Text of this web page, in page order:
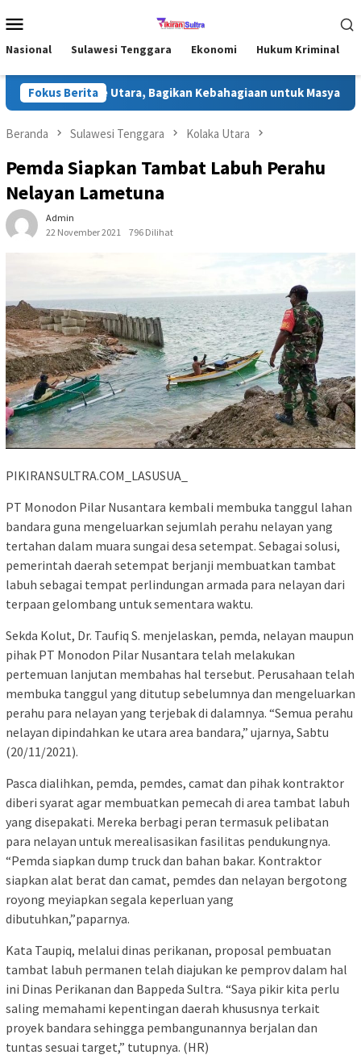
ke
Mobile
Nasional Sulawesi Tenggara Ekonomi Hukum Kriminal
Fokus Berita
di Konawe Utara, Bagikan Kebahagiaan untuk Masyarakat
Beranda Sulawesi Tenggara Kolaka Utara
Pemda Siapkan Tambat Labuh Perahu
Nelayan Lametuna
Admin
22 November 2021
796 Dilihat
PIKIRANSULTRA.COM_LASUSUA_
PT Monodon Pilar Nusantara kembali membuka tanggul lahan
bandara guna mengeluarkan sejumlah perahu nelayan yang
tertahan dalam muara sungai desa setempat. Sebagai solusi,
pemerintah daerah setempat berjanji membuatkan tambat
labuh sebagai tempat perlindungan armada para nelayan dari
terpaan gelombang untuk sementara waktu.
Sekda Kolut, Dr. Taufiq S. menjelaskan, pemda, nelayan maupun
pihak PT Monodon Pilar Nusantara telah melakukan
pertemuan lanjutan membahas hal tersebut. Perusahaan telah
membuka tanggul yang ditutup sebelumnya dan mengeluarkan
perahu para nelayan yang terjebak di dalamnya. “Semua perahu
nelayan dipindahkan ke utara area bandara,” ujarnya, Sabtu
(20/11/2021).
Pasca dialihkan, pemda, pemdes, camat dan pihak kontraktor
diberi syarat agar membuatkan pemecah di area tambat labuh
yang disepakati. Mereka berbagi peran termasuk pelibatan
para nelayan untuk merealisasikan fasilitas pendukungnya.
“Pemda siapkan dump truck dan bahan bakar. Kontraktor
siapkan alat berat dan camat, pemdes dan nelayan bergotong
royong meyiapkan segala keperluan yang
dibutuhkan,”paparnya.
Kata Taupiq, melalui dinas perikanan, proposal pembuatan
tambat labuh permanen telah diajukan ke pemprov dalam hal
ini Dinas Perikanan dan Bappeda Sultra. “Saya pikir kita perlu
saling memahami kepentingan daerah khususnya terkait
proyek bandara sehingga pembangunannya berjalan dan
tuntas sesuai target,” tutupnya. (HR)